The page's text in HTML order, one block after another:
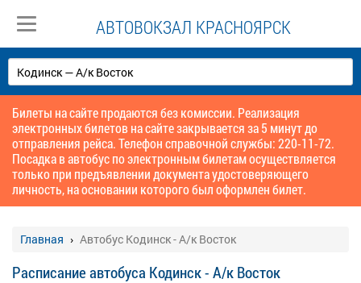
АВТОВОКЗАЛ КРАСНОЯРСК
Билеты на сайте продаются без комиссии. Реализация
электронных билетов на сайте закрывается за 5 минут до
отправления рейса. Телефон справочной службы: 220-11-72.
Посадка в автобус по электронным билетам осуществляется
только при предъявлении документа удостоверяющего
личность, на основании которого был оформлен билет.
Главная Автобус Кодинск - А/к Восток
Расписание автобуса Кодинск - А/к Восток